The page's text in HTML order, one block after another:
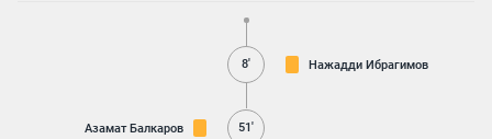
8' Нажадди Ибрагимов
Азамат Балкаров 51'